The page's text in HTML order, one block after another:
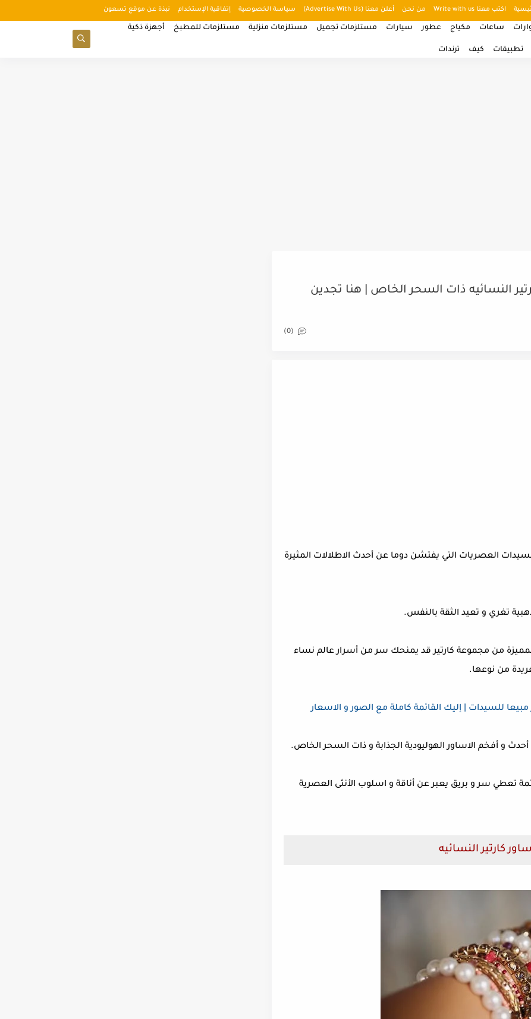
اكتب معنا Write with us من نحن أعلن معنا (Advertise With Us) سياسة الخصوصية إتفاقية الإستخدام
نبذة عن موقع تسعون
ساعات مكياج عطور سيارات مستلزمات تجميل مستلزمات منزلية مستلزمات للمطبخ أجهزة ذكية
تطبيقات كيف ترندات
النسائيه ذات السحر الخاص | هنا تجدين
(0)
العصريات التي يفتشن دوما عن أحدث الاطلالات المثيرة
تغري و تعيد الثقة بالنفس.
من مجموعة كارتير قد يمنحك سر من أسرار عالم نساء
من نوعها.
للسيدات | إليك القائمة كاملة مع الصور و الاسعار
أحدث و أفخم الاساور الهوليودية الجذابة و ذات السحر الخاص.
تعطي سر و بريق يعبر عن أناقة و اسلوب الأنثى العصرية
كارتير النسائيه